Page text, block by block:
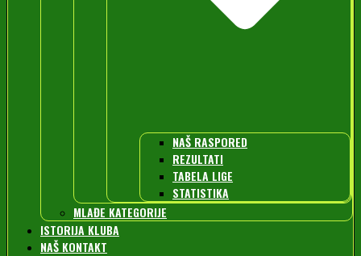
NAŠ RASPORED
REZULTATI
TABELA LIGE
STATISTIKA
MLAĐE KATEGORIJE
ISTORIJA KLUBA
NAŠ KONTAKT